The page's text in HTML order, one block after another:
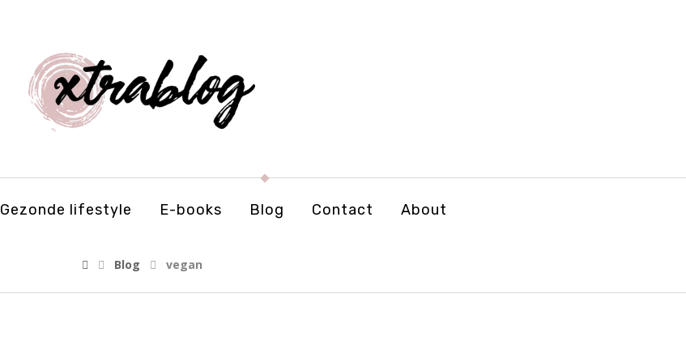
Gezonde lifestyle E-books Blog Contact About
Blog vegan